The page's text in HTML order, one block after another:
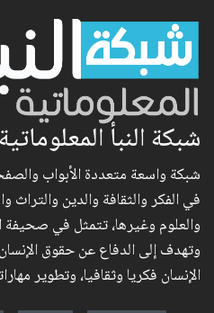
شبكة النبأ المعلوماتية
شبكة واسعة متعددة الأبواب
في الفكر والثقافة والدين والتراث
والعلوم وغيرها، تتمثل في صحيفة
وتهدف إلى الدفاع عن حقوق
الإنسان فكريا وثقافيا، وتطوير